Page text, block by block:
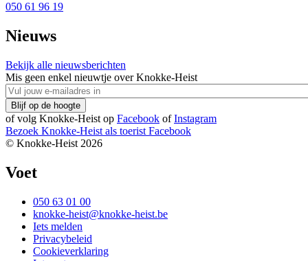
050 61 96 19
Nieuws
Bekijk alle nieuwsberichten
Mis geen enkel nieuwtje over Knokke-Heist
of volg Knokke-Heist op Facebook ofInstagram
Bezoek Knokke-Heist als toerist Facebook
© Knokke-Heist 2026
Voet
050 63 01 00
knokke-heist@knokke-heist.be
Iets melden
Privacybeleid
Cookieverklaring